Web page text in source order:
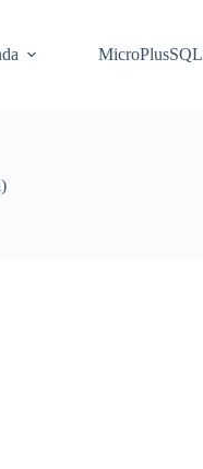
MicroPlusSQL